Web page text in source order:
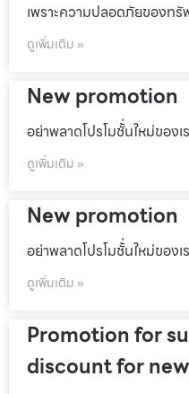
เพราะความปลอดภัยของท
ดูเพิ่มเติม »
New promotion
อย่าพลาดโปรโมชั้่นใหม่ของเ
ดูเพิ่มเติม »
New promotion
อย่าพลาดโปรโมชั้่นใหม่ของเ
ดูเพิ่มเติม »
Promotion for
discount for